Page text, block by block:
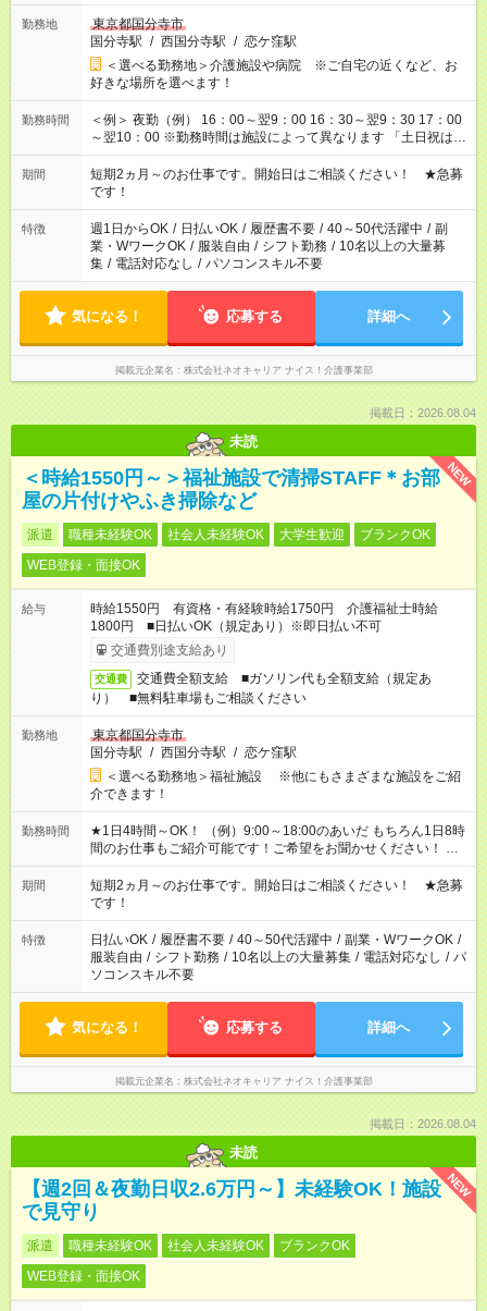
勤務地
東京都国分寺市
国分寺駅 / 西国分寺駅 / 恋ケ窪駅
＜選べる勤務地＞介護施設や病院 ※ご自宅の近くなど、お
好きな場所を選べます！
勤務時間
＜例＞ 夜勤（例） 16：00～翌9：00 16：30～翌9：30 17：00
～翌10：00 ※勤務時間は施設によって異なります 「土日祝は休
みたい」 「しっかり稼ぎたい」 「もう少し遅い時間から始めた
い」など ご希望にあったお仕事をご案内いたします。 ※未経験
の方の場合は1～2ヶ月間は日中での仕事を経験いただき、 お
仕事に慣れてからの夜勤になります。 ★家庭の都合でお休みが
必要な場合も遠慮なくご相談ください。
期間
短期2ヵ月～のお仕事です。開始日はご相談ください！ ★急募
です！
特徴 週1日からOK / 日払いOK / 履歴書不要 / 40～50代活躍中 / 副
業・WワークOK / 服装自由 / シフト勤務 / 10名以上の大量募
集 / 電話対応なし / パソコンスキル不要
気になる！ 応募する 詳細へ
掲載元企業名 株式会社ネオキャリア ナイス！介護事業部
掲載日：2026.08.04
未読
NEW
＜時給1550円～＞福祉施設で清掃STAFF＊お部
屋の片付けやふき掃除など
派遣 職種未経験OK 社会人未経験OK 大学生歓迎
ブランクOK
WEB登録・面接OK
給与
時給1550円 有資格・有経験時給1750円 介護福祉士時給
1800円 ■日払いOK（規定あり）※即日払い不可
交通費別途支給あり
交通費
交通費全額支給 ■ガソリン代も全額支給（規定あ
り） ■無料駐車場もご相談ください
勤務地
東京都国分寺市
国分寺駅 / 西国分寺駅 / 恋ケ窪駅
＜選べる勤務地＞福祉施設 ※他にもさまざまな施設をご紹
介できます！
勤務時間
★1日4時間～OK！ （例）9:00～18:00のあいだ もちろん1日8時
間のお仕事もご紹介可能です！ご希望をお聞かせください！ ★
家庭の都合でお休みが必要な場合も遠慮なくご相談ください。
※週最低15時間以上の勤務が必要です
期間
短期2ヵ月～のお仕事です。開始日はご相談ください！ ★急募
です！
特徴 日払いOK / 履歴書不要 / 40～50代活躍中 / 副業・WワークOK /
服装自由 / シフト勤務 / 10名以上の大量募集 / 電話対応なし / パ
ソコンスキル不要
気になる！ 応募する 詳細へ
掲載元企業名 株式会社ネオキャリア ナイス！介護事業部
掲載日：2026.08.04
未読
NEW
【週2回＆夜勤日収2.6万円～】未経験OK！施設
で見守り
派遣 職種未経験OK 社会人未経験OK
ブランクOK
WEB登録・面接OK